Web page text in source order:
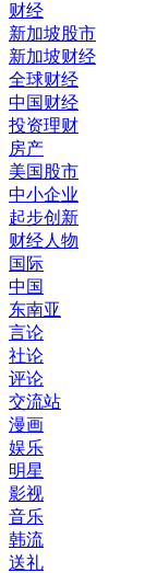
财经
新加坡股市
新加坡财经
全球财经
中国财经
投资理财
房产
美国股市
中小企业
起步创新
财经人物
国际
中国
东南亚
言论
社论
评论
交流站
漫画
娱乐
明星
影视
音乐
韩流
送礼